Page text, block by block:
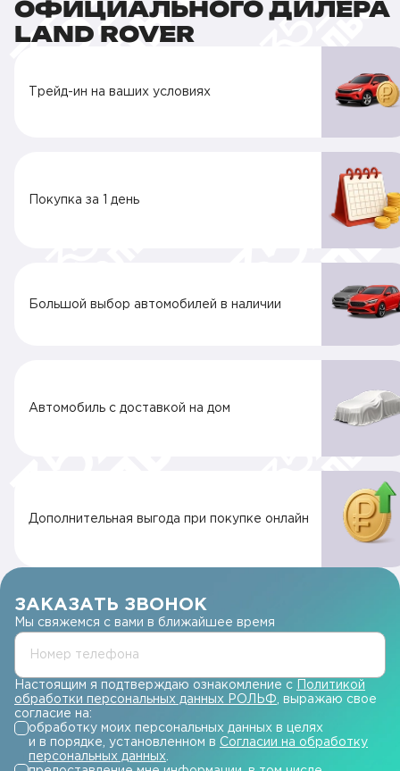
ОФИЦИАЛЬНОГО ДИЛЕРА
LAND ROVER
Трейд-ин на ваших условиях
Покупка за 1 день
Большой выбор автомобилей в наличии
Автомобиль с доставкой на дом
Дополнительная выгода при покупке онлайн
ЗАКАЗАТЬ ЗВОНОК
Мы свяжемся с вами в ближайшее время
Номер телефона
Настоящим я подтверждаю ознакомление с
Политикой
обработки персональных данных РОЛЬФ , выражаю свое
согласие на:
обработку моих персональных данных в целях
и в порядке, установленном в Согласии на обработку
персональных данных